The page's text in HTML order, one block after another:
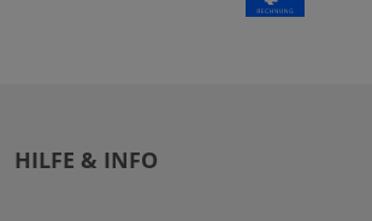
HILFE & INFO